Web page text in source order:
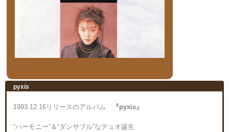
pyxis
1993.12.16リリースのアルバム 『pyxis』
“ハーモニー”＆“ダンサブル”なデュオ誕生